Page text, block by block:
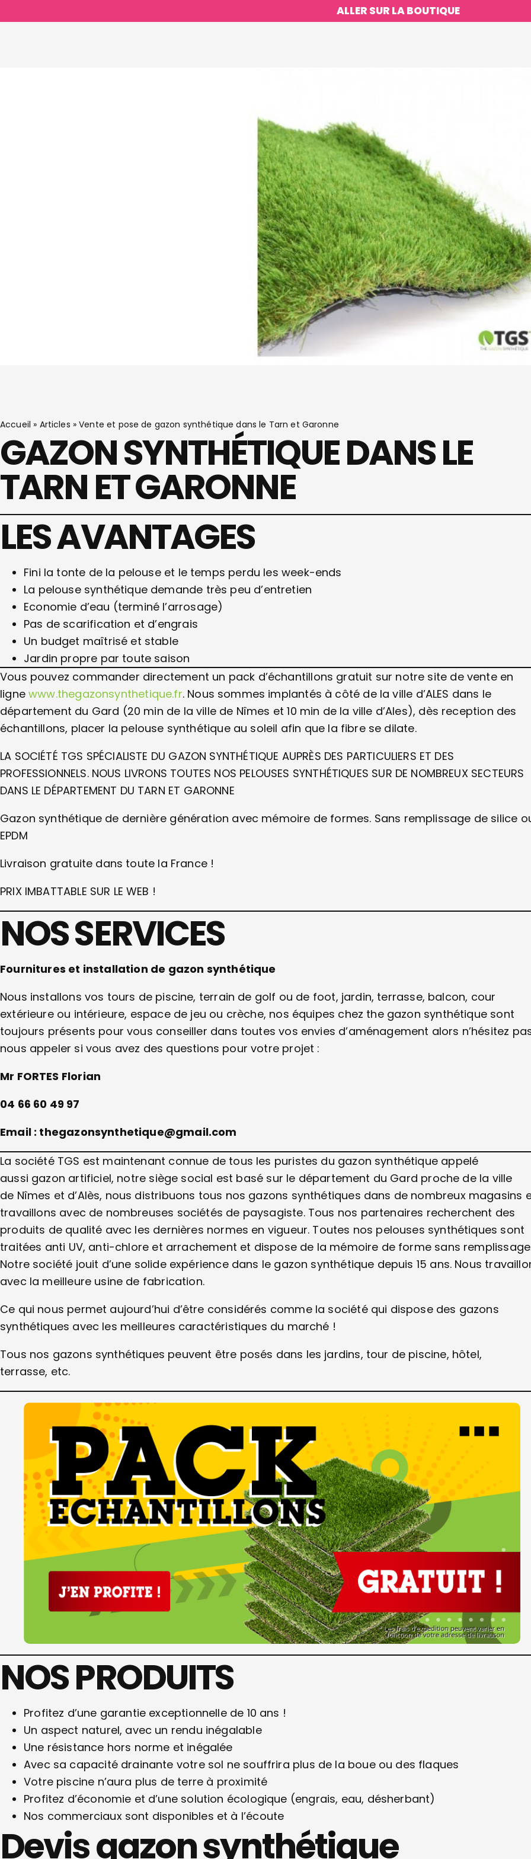
ALLER SUR LA BOUTIQUE
Accueil » Articles »Vente et pose de gazon synthétique dans le Tarn et Garonne
GAZON SYNTHÉTIQUE DANS LE
TARN ET GARONNE
LES AVANTAGES
Fini la tonte de la pelouse et le temps perdu les week-ends
La pelouse synthétique demande très peu d’entretien
Economie d’eau (terminé l’arrosage)
Pas de scarification et d’engrais
Un budget maîtrisé et stable
Jardin propre par toute saison
Vous pouvez commander directement un pack d’échantillons gratuit sur notre site de vente en
lignewww.thegazonsynthetique.fr. Nous sommes implantés à côté de la ville d’ALES dans le
département du Gard (20 min de la ville de Nîmes et 10 min de la ville d’Ales), dès reception des
échantillons, placer la pelouse synthétique au soleil afin que la fibre se dilate.
LA SOCIÉTÉ TGS SPÉCIALISTE DU GAZON SYNTHÉTIQUE AUPRÈS DES PARTICULIERS ET DES
PROFESSIONNELS. NOUS LIVRONS TOUTES NOS PELOUSES SYNTHÉTIQUES SUR DE NOMBREUX SECTEURS
DANS LE DÉPARTEMENT DU TARN ET GARONNE
Gazon synthétique de dernière génération avec mémoire de formes. Sans remplissage de silice
EPDM
Livraison gratuite dans toute la France !
PRIX IMBATTABLE SUR LE WEB !
NOS SERVICES
Fournitures et installation de gazon synthétique
Nous installons vos tours de piscine, terrain de golf ou de foot, jardin, terrasse, balcon, cour
extérieure ou intérieure, espace de jeu ou crèche, nos équipes chez the gazon synthétique sont
toujours présents pour vous conseiller dans toutes vos envies d’aménagement alors n’hésitez
nous appeler si vous avez des questions pour votre projet :
Mr FORTES Florian
04 66 60 49 97
Email : thegazonsynthetique@gmail.com
La société TGS est maintenant connue de tous les puristes du gazon synthétique appelé
aussi gazon artificiel, notre siège social est basé sur le département du Gard proche de la ville
de Nîmes et d’Alès, nous distribuons tous nos gazons synthétiques dans de nombreux magasins
travaillons avec de nombreuses sociétés de paysagiste. Tous nos partenaires recherchent des
produits de qualité avec les dernières normes en vigueur. Toutes nos pelouses synthétiques sont
traitées anti UV, anti-chlore et arrachement et dispose de la mémoire de forme sans
Notre société jouit d’une solide expérience dans le gazon synthétique depuis 15 ans. Nous
avec la meilleure usine de fabrication.
Ce qui nous permet aujourd’hui d’être considérés comme la société qui dispose des gazons
synthétiques avec les meilleures caractéristiques du marché !
Tous nos gazons synthétiques peuvent être posés dans les jardins, tour de piscine, hôtel,
terrasse, etc.
NOS PRODUITS
Profitez d’une garantie exceptionnelle de 10 ans !
Un aspect naturel, avec un rendu inégalable
Une résistance hors norme et inégalée
Avec sa capacité drainante votre sol ne souffrira plus de la boue ou des flaques
Votre piscine n’aura plus de terre à proximité
Profitez d’économie et d’une solution écologique (engrais, eau, désherbant)
Nos commerciaux sont disponibles et à l’écoute
Devis gazon synthétique